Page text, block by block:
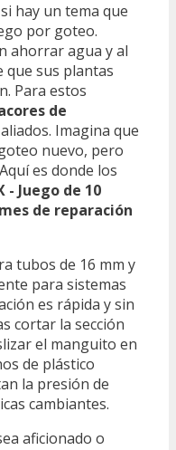
hay un tema que
por goteo.
ahorrar agua y al
que sus plantas
Para estos
de
Imagina que
nuevo, pero
es donde los
- Juego de 10
de reparación
tubos de 16 mm y
para sistemas
es rápida y sin
cortar la sección
el manguito en
de plástico
la presión de
cambiantes.
aficionado o